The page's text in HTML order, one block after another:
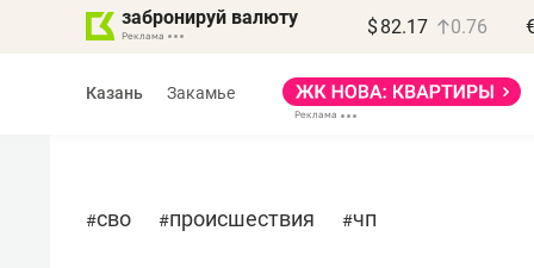
забронируй валюту $ 82.17 0.76
Казань Закамье
#сво #происшествия #чп